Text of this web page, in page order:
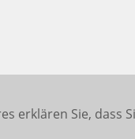
erklären Sie, dass